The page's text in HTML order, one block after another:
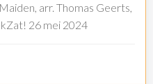
arr. Thomas Geerts,
26 mei 2024